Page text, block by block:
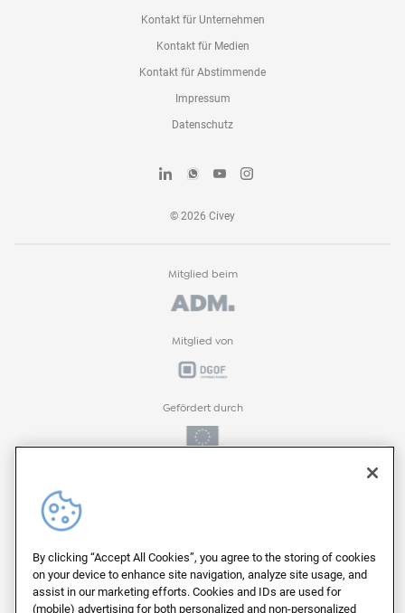
Kontakt für Unternehmen
Kontakt für Medien
Kontakt für Abstimmende
Impressum
Datenschutz
© 2026 Civey
Mitglied beim
Mitglied von
Gefördert durch
Auf deutschen Servern von
By clicking “Accept All Cookies”, you agree to the storing of cookies
on your device to enhance site navigation, analyze site usage, and
assist in our marketing efforts. Cookies and IDs are used for
(mobile) advertising for both personalized and non-personalized